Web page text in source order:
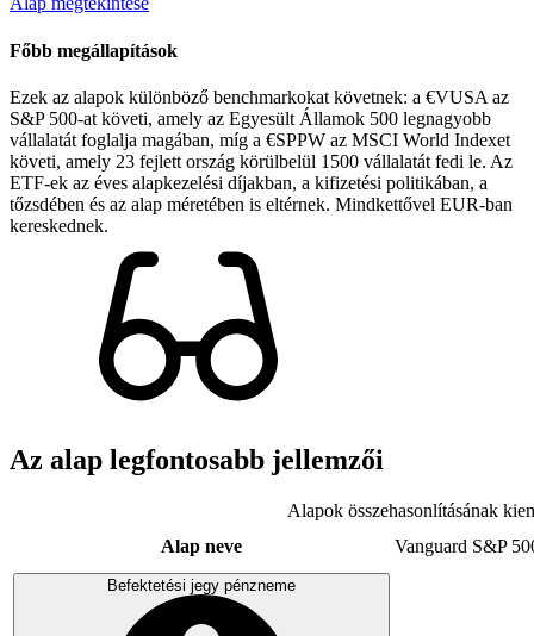
Főbb megállapítások
Ezek az alapok különböző benchmarkokat követnek: a €VUSA az
S&P 500-at követi, amely az Egyesült Államok 500 legnagyobb
vállalatát foglalja magában, míg a €SPPW az MSCI World Indexet
követi, amely 23 fejlett ország körülbelül 1500 vállalatát fedi le. Az
ETF-ek az éves alapkezelési díjakban, a kifizetési politikában, a
tőzsdében és az alap méretében is eltérnek. Mindkettővel EUR-ban
kereskednek.
Az alap legfontosabb jellemzői
Alapok összehasonlításának
Alap neve
Vanguard S&P
Befektetési jegy pénzneme